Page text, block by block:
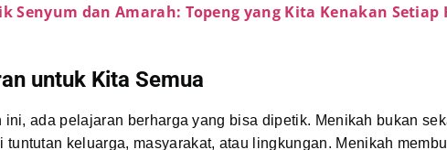
Senyum dan Amarah: Topeng yang Kita Kenakan Setiap
untuk Kita Semua
ini, ada pelajaran berharga yang bisa dipetik. Menikah bukan
tuntutan keluarga, masyarakat, atau lingkungan. Menikah